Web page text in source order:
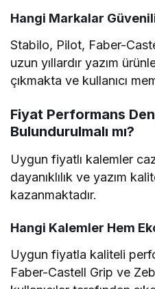
Hangi Markalar
Stabilo, Pilot, Faber-
uzun yıllardır yazım
çıkmakta ve kullanıcı
Fiyat Performans
Bulundurulmalı mı?
Uygun fiyatlı kalemler
dayanıklılık ve yazım
kazanmaktadır.
Hangi Kalemler Hem
Uygun fiyatla kaliteli
Faber-Castell Grip ve